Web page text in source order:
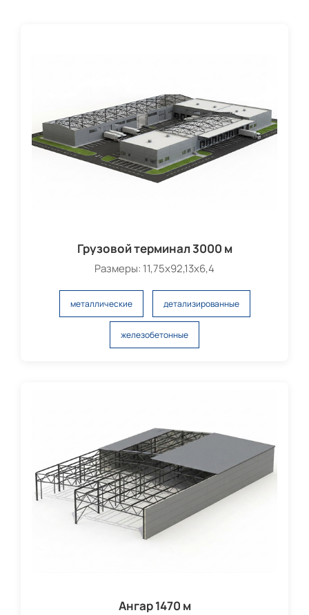
Грузовой терминал 3000 м
Размеры: 11,75х92,13х6,4
металлические детализированные
железобетонные
Ангар 1470 м